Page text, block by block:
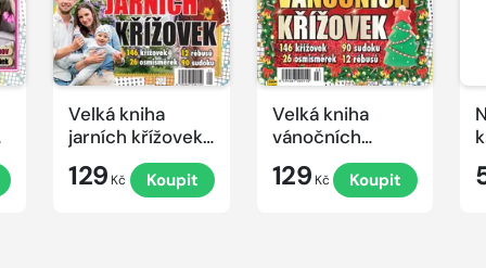
Velká kniha
jarních křížovek
129 Kč Koupit
Velká kniha
vánočních
křížovek 2025
129 Kč Koupit